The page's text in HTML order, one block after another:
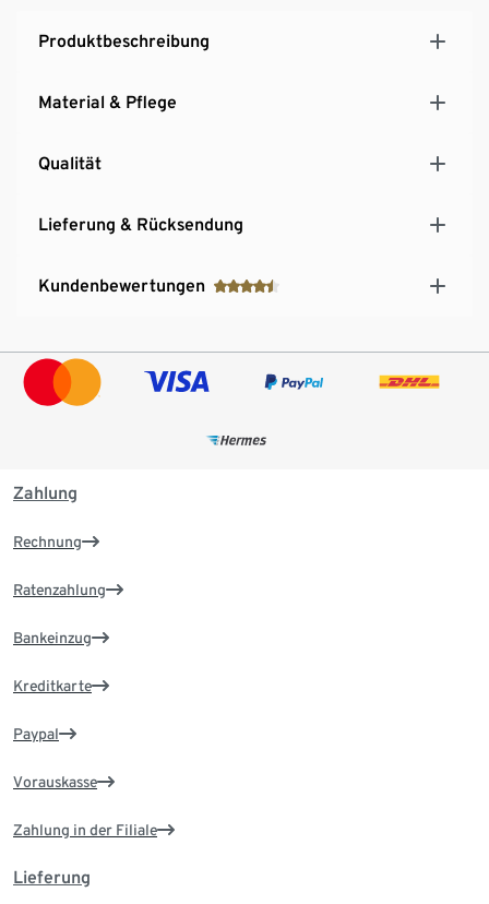
Produktbeschreibung
Material & Pflege
Qualität
Lieferung & Rücksendung
Kundenbewertungen
Zahlung
Rechnung
Ratenzahlung
Bankeinzug
Kreditkarte
Paypal
Vorauskasse
Zahlung in der Filiale
Lieferung